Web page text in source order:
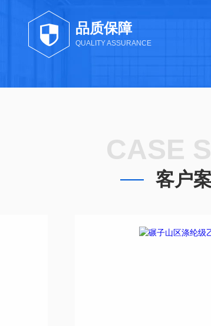
品质保障
QUALITY ASSURANCE
CASE
客户